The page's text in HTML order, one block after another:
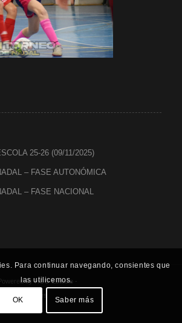
25-26 (09/11/2025)
– FASE AUTONÓMICA
– FASE NACIONAL
byHCO Estudio -
Cookies
Para continuar navegando, consientes que
las utilicemos.
OK Saber más